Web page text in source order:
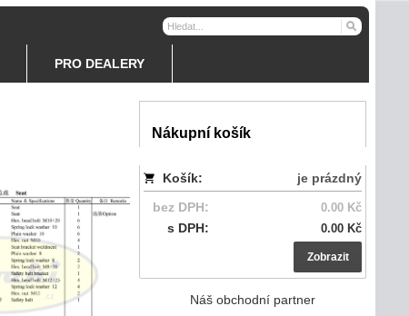
PRO DEALERY
Nákupní košík
Košík:
je prázdný
bez DPH:
0.00 Kč
s DPH: 0.00 Kč
Zobrazit
Náš obchodní partner